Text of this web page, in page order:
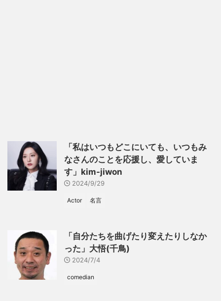
「私はいつもどこにいても、いつもみ
なさんのことを応援し、愛していま
す」kim-jiwon
2024/9/29
Actor 名言
「自分たちを曲げたり変えたりしなか
った」大悟(千鳥)
2024/7/4
comedian